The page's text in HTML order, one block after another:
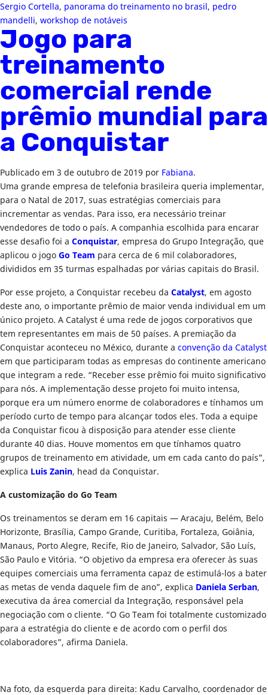
Sergio Cortella, panorama do treinamento no brasil, pedro
mandelli, workshop de notáveis
Jogo para
treinamento
comercial rende
prêmio mundial para
a Conquistar
Publicado em 3 de outubro de 2019 por Fabiana.
Uma grande empresa de telefonia brasileira queria implementar,
para o Natal de 2017, suas estratégias comerciais para
incrementar as vendas. Para isso, era necessário treinar
vendedores de todo o país. A companhia escolhida para encarar
esse desafio foi a Conquistar, empresa do Grupo Integração, que
aplicou o jogoGo Team para cerca de 6 mil colaboradores,
divididos em 35 turmas espalhadas por várias capitais do Brasil.
Por esse projeto, a Conquistar recebeu da Catalyst, em agosto
deste ano, o importante prêmio de maior venda individual em um
único projeto. A Catalyst é uma rede de jogos corporativos que
tem representantes em mais de 50 países. A premiação da
Conquistar aconteceu no México, durante a convenção da Catalyst
em que participaram todas as empresas do continente americano
que integram a rede. “Receber esse prêmio foi muito significativo
para nós. A implementação desse projeto foi muito intensa,
porque era um número enorme de colaboradores e tínhamos um
período curto de tempo para alcançar todos eles. Toda a equipe
da Conquistar ficou à disposição para atender esse cliente
durante 40 dias. Houve momentos em que tínhamos quatro
grupos de treinamento em atividade, um em cada canto do país”,
explica Luis Zanin, head da Conquistar.
A customização do Go Team
Os treinamentos se deram em 16 capitais — Aracaju, Belém, Belo
Horizonte, Brasília, Campo Grande, Curitiba, Fortaleza, Goiânia,
Manaus, Porto Alegre, Recife, Rio de Janeiro, Salvador, São Luís,
São Paulo e Vitória. “O objetivo da empresa era oferecer às suas
equipes comerciais uma ferramenta capaz de estimulá-los a bater
as metas de venda daquele fim de ano”, explica Daniela Serban,
executiva da área comercial da Integração, responsável pela
negociação com o cliente. “O Go Team foi totalmente customizado
para a estratégia do cliente e de acordo com o perfil dos
colaboradores”, afirma Daniela.
Na foto, da esquerda para direita: Kadu Carvalho, coordenador de